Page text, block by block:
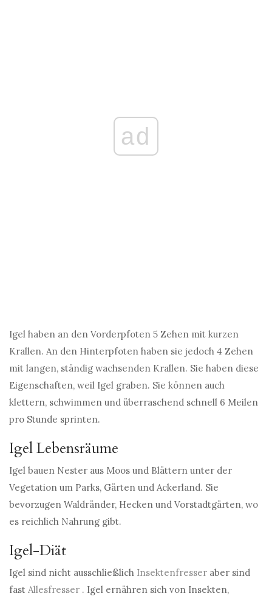
ad
Igel haben an den Vorderpfoten 5 Zehen mit kurzen
Krallen. An den Hinterpfoten haben sie jedoch 4 Zehen
mit langen, ständig wachsenden Krallen. Sie haben diese
Eigenschaften, weil Igel graben. Sie können auch
klettern, schwimmen und überraschend schnell 6 Meilen
pro Stunde sprinten.
Igel Lebensräume
Igel bauen Nester aus Moos und Blättern unter der
Vegetation um Parks, Gärten und Ackerland. Sie
bevorzugen Waldränder, Hecken und Vorstadtgärten, wo
es reichlich Nahrung gibt.
Igel-Diät
Igel sind nicht ausschließlich Insektenfresser aber sind
fast Allesfresser . Igel ernähren sich von Insekten,